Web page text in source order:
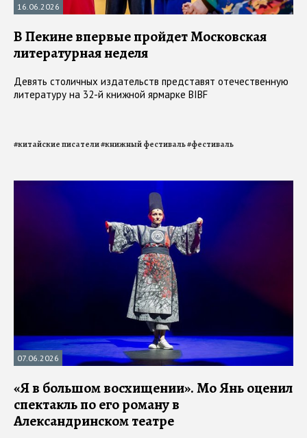
16.06.2026
В Пекине впервые пройдет Московская
литературная неделя
Девять столичных издательств представят отечественную
литературу на 32-й книжной ярмарке BIBF
#китайские писатели#книжный фестиваль#фестиваль
07.06.2026
«Я в большом восхищении». Мо Янь оценил
спектакль по его роману в
Александринском театре